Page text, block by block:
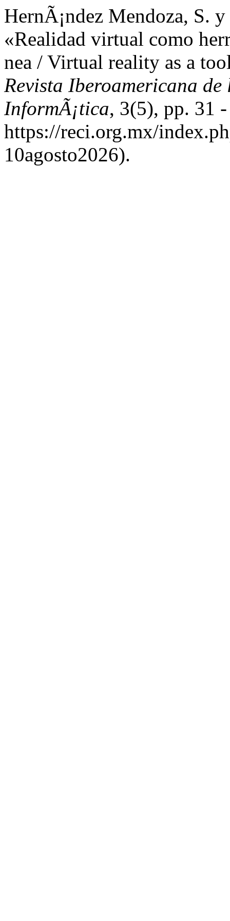
HernÃ¡ndez Mendoza, S.
«Realidad virtual como
nea / Virtual reality as a
Revista Iberoamericana
InformÃ¡tica, 3(5), pp. 31
https://reci.org.mx/
10agosto2026).